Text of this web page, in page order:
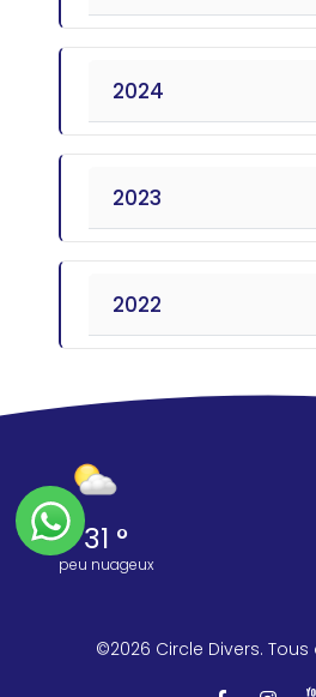
2024
2023
2022
31 °
peu nuageux
©2026 Circle Divers.